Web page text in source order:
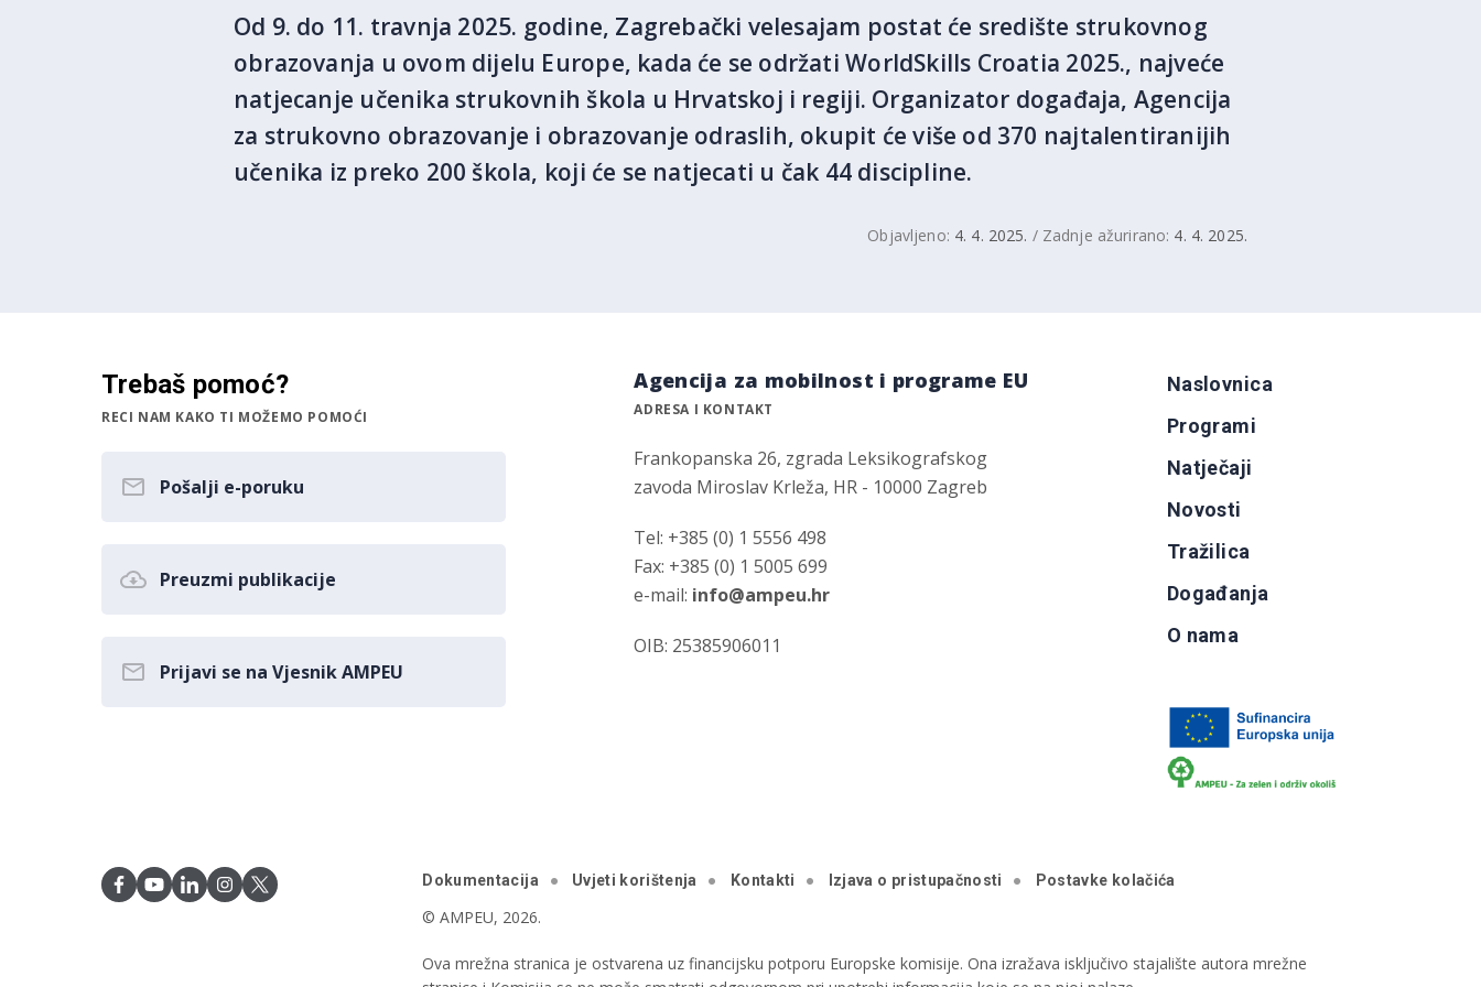
Od 9. do 11. travnja 2025. godine, Zagrebački velesajam postat će središte strukovnog
obrazovanja u ovom dijelu Europe, kada će se održati WorldSkills Croatia 2025., najveće
natjecanje učenika strukovnih škola u Hrvatskoj i regiji. Organizator događaja, Agencija
za strukovno obrazovanje i obrazovanje odraslih, okupit će više od 370 najtalentiranijih
učenika iz preko 200 škola, koji će se natjecati u čak 44 discipline.
Objavljeno: 4. 4. 2025. / Zadnje ažurirano: 4. 4. 2025.
Trebaš pomoć?
RECI NAM KAKO TI MOŽEMO POMOĆI
Pošalji e-poruku
Preuzmi publikacije
Prijavi se na Vjesnik AMPEU
Agencija za mobilnost i programe EU
ADRESA I KONTAKT
Frankopanska 26, zgrada Leksikografskog
zavoda Miroslav Krleža, HR - 10000 Zagreb
Tel: +385 (0) 1 5556 498
Fax: +385 (0) 1 5005 699
e-mail: info@ampeu.hr
OIB: 25385906011
Naslovnica
Programi
Natječaji
Novosti
Tražilica
Događanja
O nama
Dokumentacija Uvjeti korištenja Kontakti Izjava o pristupačnosti Postavke kolačića
© AMPEU, 2026.
Ova mrežna stranica je ostvarena uz financijsku potporu Europske komisije. Ona izražava isključivo stajalište autora mrežne